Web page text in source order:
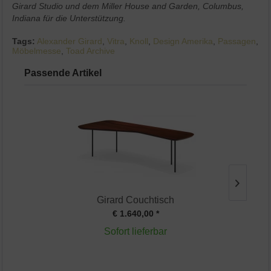
Girard Studio und dem Miller House and Garden, Columbus,
Indiana für die Unterstützung.
Tags: Alexander Girard,Vitra, Knoll, Design Amerika, Passagen,
Möbelmesse,Toad Archive
Passende Artikel
Girard Couchtisch
€ 1.640,00 *
Sofort lieferbar